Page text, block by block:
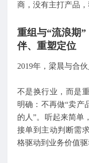
商，没有主打产品，
重组与“流浪期
伴、重塑定位
2019年，梁晨与合
不是换行业，而是
明确：不再做“卖产
的人”。听起来简单
接单到主动判断需
格驱动到业务价值驱